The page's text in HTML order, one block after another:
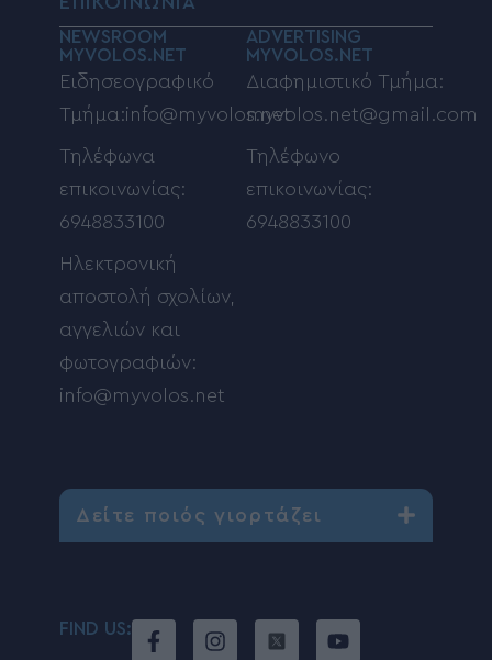
NEWSROOM
MYVOLOS.NET
Ειδησεογραφικό
Τμήμα:info@myvolos.net
Τηλέφωνα
επικοινωνίας:
6948833100
Ηλεκτρονική
αποστολή σχολίων,
αγγελιών και
φωτογραφιών:
info@myvolos.net
ADVERTISING
MYVOLOS.NET
Διαφημιστικό Τμήμα:
myvolos.net@gmail.com
Τηλέφωνο
επικοινωνίας:
6948833100
Δείτε ποιός γιορτάζει
FIND US: